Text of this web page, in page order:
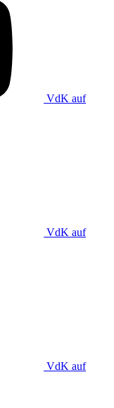
VdK auf
VdK auf
VdK auf